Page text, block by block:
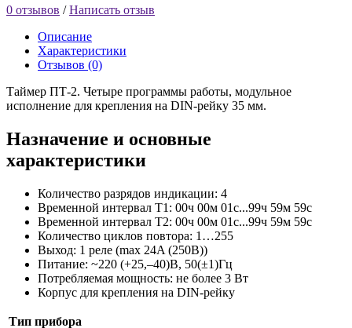
0 отзывов /Написать отзыв
Описание
Характеристики
Отзывов (0)
Таймер ПТ-2. Четыре программы работы, модульное
исполнение для крепления на DIN-рейку 35 мм.
Назначение и основные
характеристики
Количество разрядов индикации: 4
Временной интервал Т1: 00ч 00м 01с...99ч 59м 59с
Временной интервал Т2: 00ч 00м 01с...99ч 59м 59с
Количество циклов повтора: 1…255
Выход: 1 реле (max 24A (250В))
Питание: ~220 (+25,–40)В, 50(±1)Гц
Потребляемая мощность: не более 3 Вт
Корпус для крепления на DIN-рейку
Тип прибора